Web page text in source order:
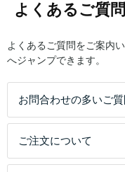
よくあるご質
よくあるご質問をご案内
へジャンプできます。
お問合わせの多いご質
ご注文について